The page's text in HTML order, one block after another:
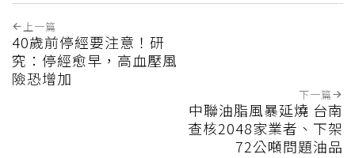
上一篇
40歲前停經要注意！研
究：停經愈早，高血壓風
險恐增加
下一篇
中聯油脂風暴延燒 台南
查核2048家業者、下架
72公噸問題油品